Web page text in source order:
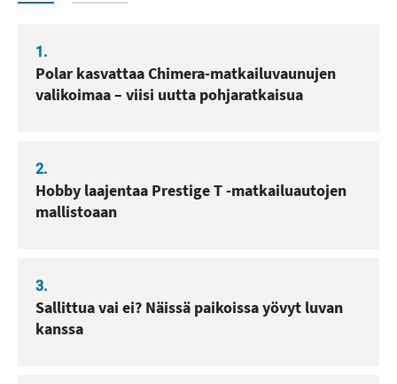
1.
Polar kasvattaa Chimera-matkailuvaunujen
valikoimaa – viisi uutta pohjaratkaisua
2.
Hobby laajentaa Prestige T -matkailuautojen
mallistoaan
3.
Sallittua vai ei? Näissä paikoissa yövyt luvan
kanssa